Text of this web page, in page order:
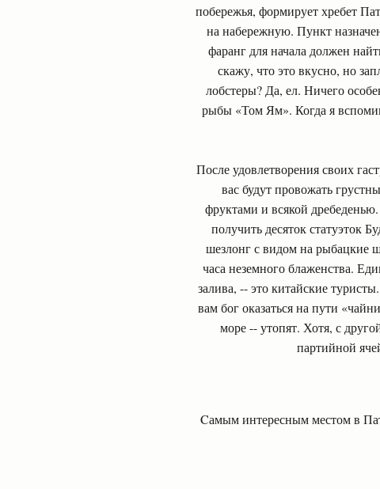
побережья, формирует хребет
на набережную. Пункт
фаранг для начала должен
скажу, что это вкусно, но
лобстеры? Да, ел. Ничего
рыбы «Том Ям». Когда я
После удовлетворения своих
вас будут провожать
фруктами и всякой
получить десяток статуэток
шезлонг с видом на рыбацкие
часа неземного блаженства.
залива, -- это китайские
вам бог оказаться на пути
море -- утопят. Хотя, с
партийной
Cамым интересным местом в